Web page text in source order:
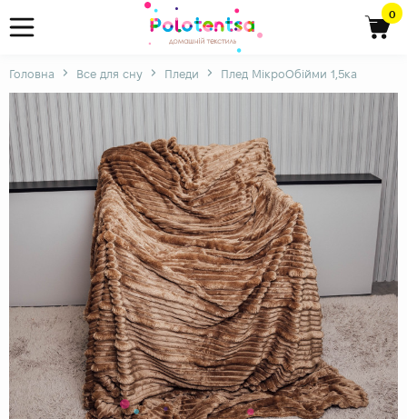
0
Головна Все для сну Пледи Плед МікроОбійми 1,5ка